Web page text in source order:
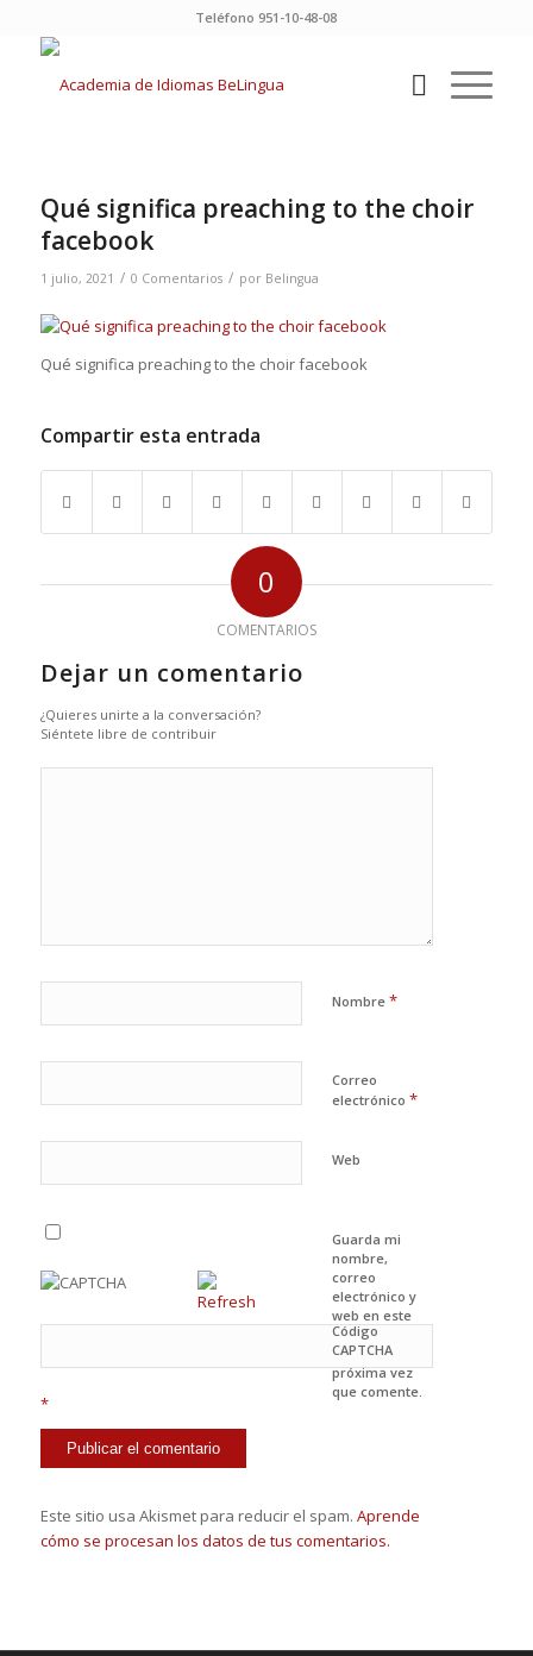
Teléfono 951-10-48-08
Qué significa preaching to the choir
facebook
1 julio, 2021 / 0 Comentarios / por Belingua
Qué significa preaching to the choir facebook
Compartir esta entrada
0
COMENTARIOS
Dejar un comentario
¿Quieres unirte a la conversación?
Siéntete libre de contribuir
Nombre *
Correo
electrónico *
Web
Guarda mi
nombre,
correo
electrónico y
web en este
navegador
para la
próxima vez
que comente.
Código
CAPTCHA
*
Este sitio usa Akismet para reducir el spam. Aprende
cómo se procesan los datos de tus comentarios.